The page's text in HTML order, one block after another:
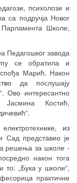
психолози и
са подручја Новог
Школе,
Педагошког завода
се обратила и
Марић. Након
да послушају
Ово интересантно
Костић,
из
Сад представио је
решења за школе -
након тога
то: „Бука у школи“,
практичне